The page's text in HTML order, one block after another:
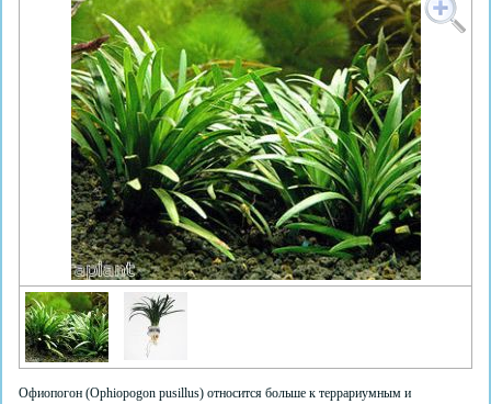
Офиопогон (Ophiopogon pusillus) относится больше к террариумным и